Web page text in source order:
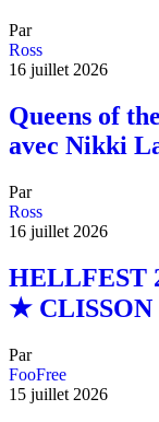
Par
Ross
16 juillet 2026
Queens of
avec Nikki
Par
Ross
16 juillet 2026
HELLFEST
★ CLISSON
Par
FooFree
15 juillet 2026